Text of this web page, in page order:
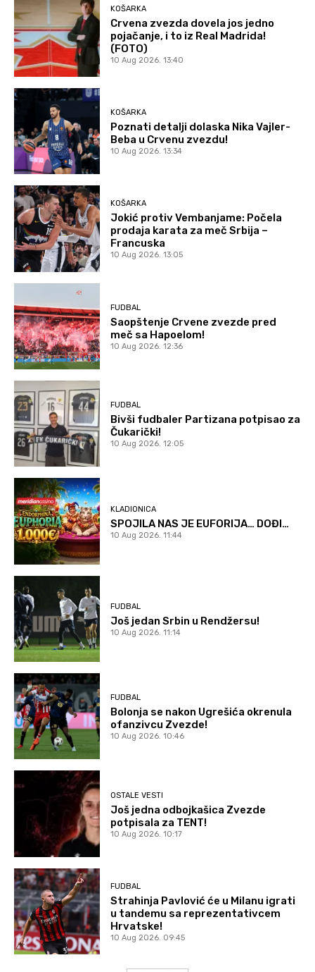
KOŠARKA
Crvena zvezda dovela jos jedno
pojačanje, i to iz Real Madrida!
(FOTO)
10 Aug 2026. 13:40
KOŠARKA
Poznati detalji dolaska Nika Vajler-
Beba u Crvenu zvezdu!
10 Aug 2026. 13:34
KOŠARKA
Jokić protiv Vembanjame: Počela
prodaja karata za meč Srbija –
Francuska
10 Aug 2026. 13:05
FUDBAL
Saopštenje Crvene zvezde pred
meč sa Hapoelom!
10 Aug 2026. 12:36
FUDBAL
Bivši fudbaler Partizana potpisao za
Čukarički!
10 Aug 2026. 12:05
KLADIONICA
SPOJILA NAS JE EUFORIJA… DOĐI…
10 Aug 2026. 11:44
FUDBAL
Još jedan Srbin u Rendžersu!
10 Aug 2026. 11:14
FUDBAL
Bolonja se nakon Ugrešića okrenula
ofanzivcu Zvezde!
10 Aug 2026. 10:46
OSTALE VESTI
Još jedna odbojkašica Zvezde
potpisala za TENT!
10 Aug 2026. 10:17
FUDBAL
Strahinja Pavlović će u Milanu igrati
u tandemu sa reprezentativcem
Hrvatske!
10 Aug 2026. 09:45